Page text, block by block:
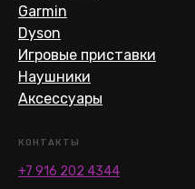
Garmin
Dyson
Игровые приставки
Наушники
Аксессуары
КОНТАКТЫ
+7 916 202 4344